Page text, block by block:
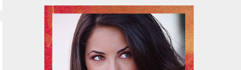
može prevazići"